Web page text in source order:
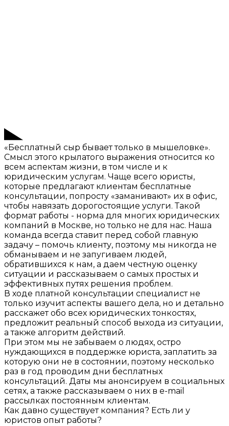
«Бесплатный сыр бывает только в мышеловке».
Смысл этого крылатого выражения относится ко
всем аспектам жизни, в том числе и к
юридическим услугам. Чаще всего юристы,
которые предлагают клиентам бесплатные
консультации, попросту «заманивают» их в офис,
чтобы навязать дорогостоящие услуги. Такой
формат работы - норма для многих юридических
компаний в Москве, но только не для нас. Наша
команда всегда ставит перед собой главную
задачу – помочь клиенту, поэтому мы никогда не
обманываем и не запугиваем людей,
обратившихся к нам, а даем честную оценку
ситуации и рассказываем о самых простых и
эффективных путях решения проблем.
В ходе платной консультации специалист не
только изучит аспекты вашего дела, но и детально
расскажет обо всех юридических тонкостях,
предложит реальный способ выхода из ситуации,
а также алгоритм действий.
При этом мы не забываем о людях, остро
нуждающихся в поддержке юриста, заплатить за
которую они не в состоянии, поэтому несколько
раз в год проводим дни бесплатных
консультаций. Даты мы анонсируем в социальных
сетях, а также рассказываем о них в e-mail
рассылках постоянным клиентам.
Как давно существует компания? Есть ли у
юристов опыт работы?